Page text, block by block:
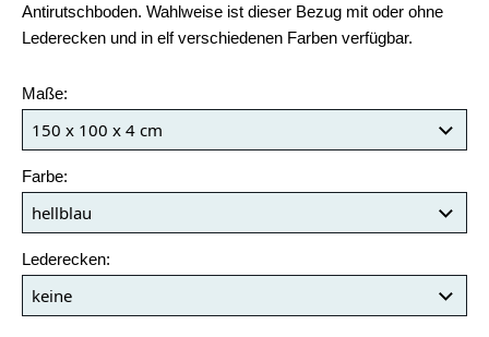
Antirutschboden. Wahlweise ist dieser Bezug mit oder ohne
Lederecken und in elf verschiedenen Farben verfügbar.
Maße:
Farbe:
Lederecken: